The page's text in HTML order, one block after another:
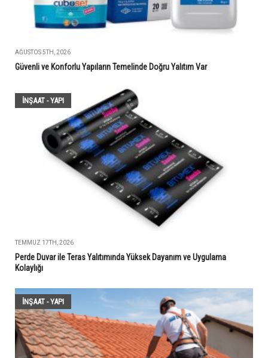
AĞUSTOS 5TH, 2026
Güvenli ve Konforlu Yapıların Temelinde Doğru Yalıtım Var
İNŞAAT - YAPI
TEMMUZ 17TH, 2026
Perde Duvar ile Teras Yalıtımında Yüksek Dayanım ve Uygulama
Kolaylığı
İNŞAAT - YAPI